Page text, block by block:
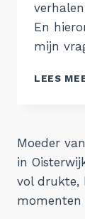
En
mijn
LEES
Moeder
in
vol drukte,
momenten